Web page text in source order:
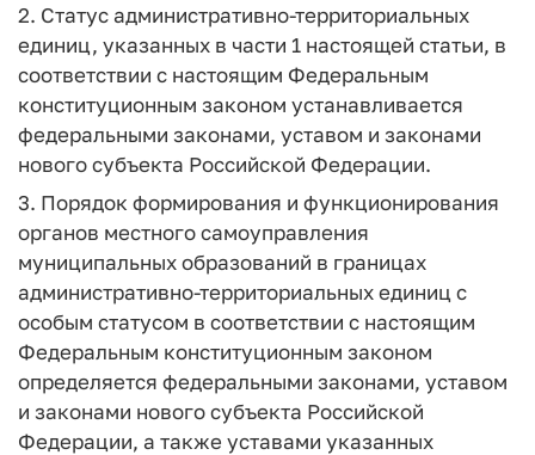
2. Статус административно-территориальных
единиц, указанных в части 1 настоящей статьи, в
соответствии с настоящим Федеральным
конституционным законом устанавливается
федеральными законами, уставом и законами
нового субъекта Российской Федерации.
3. Порядок формирования и функционирования
органов местного самоуправления
муниципальных образований в границах
административно-территориальных единиц с
особым статусом в соответствии с настоящим
Федеральным конституционным законом
определяется федеральными законами, уставом
и законами нового субъекта Российской
Федерации, а также уставами указанных